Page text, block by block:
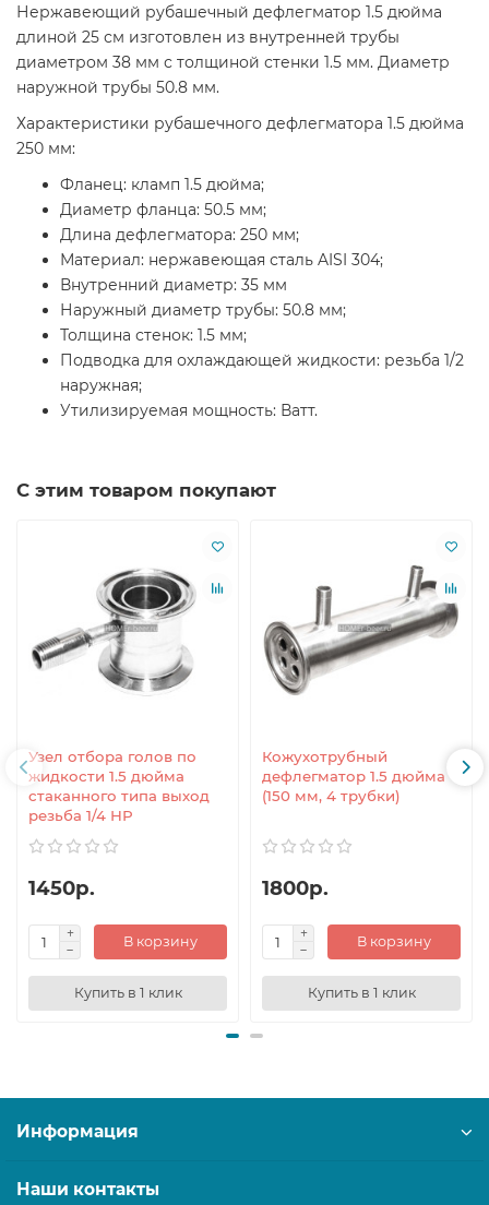
Нержавеющий рубашечный дефлегматор 1.5 дюйма
длиной 25 см изготовлен из внутренней трубы
диаметром 38 мм с толщиной стенки 1.5 мм. Диаметр
наружной трубы 50.8 мм.
Характеристики рубашечного дефлегматора 1.5 дюйма
250 мм:
Фланец: кламп 1.5 дюйма;
Диаметр фланца: 50.5 мм;
Длина дефлегматора: 250 мм;
Материал: нержавеющая сталь AISI 304;
Внутренний диаметр: 35 мм
Наружный диаметр трубы: 50.8 мм;
Толщина стенок: 1.5 мм;
Подводка для охлаждающей жидкости: резьба 1/2
наружная;
Утилизируемая мощность: Ватт.
С этим товаром покупают
Узел отбора голов по
жидкости 1.5 дюйма
стаканного типа выход
резьба 1/4 НР
1450р.
В корзину
Купить в 1 клик
Кожухотрубный
дефлегматор 1.5 дюйма
(150 мм, 4 трубки)
1800р.
В корзину
Купить в 1 клик
Информация
Наши контакты